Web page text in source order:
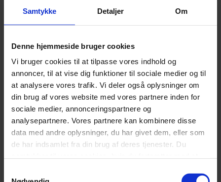
Samtykke Detaljer Om
Denne hjemmeside bruger cookies
Vi bruger cookies til at tilpasse vores indhold og
annoncer, til at vise dig funktioner til sociale medier og til
at analysere vores trafik. Vi deler også oplysninger om
din brug af vores website med vores partnere inden for
sociale medier, annonceringspartnere og
analysepartnere. Vores partnere kan kombinere disse
data med andre oplysninger, du har givet dem, eller som
de har indsamlet fra din brug af deres tjenester. Du
Søvnvaner og helbred